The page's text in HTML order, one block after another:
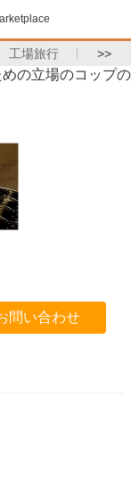
工場旅行 >>
の立場のコップの
問い合わせ